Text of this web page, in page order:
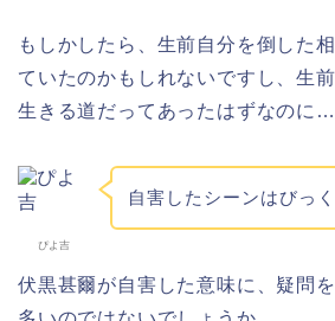
もしかしたら、生前自分を倒した
ていたのかもしれないですし、生
生きる道だってあったはずなのに…
ぴよ吉
自害したシーンはびっ
伏黒甚爾が自害した意味に、疑問